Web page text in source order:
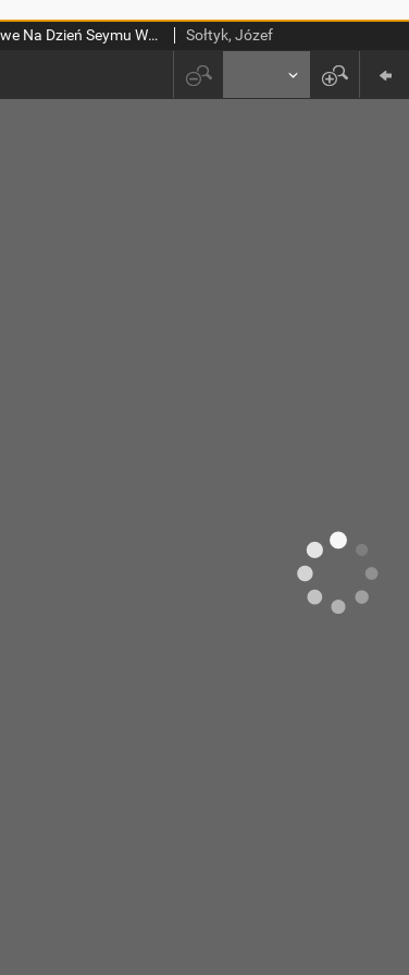
Kazanie przedseymowe Na Dzień Seymu Walnego Przypadającego w Roku Pańskim 1760 w Warszawie miane Sołtyk, Józef